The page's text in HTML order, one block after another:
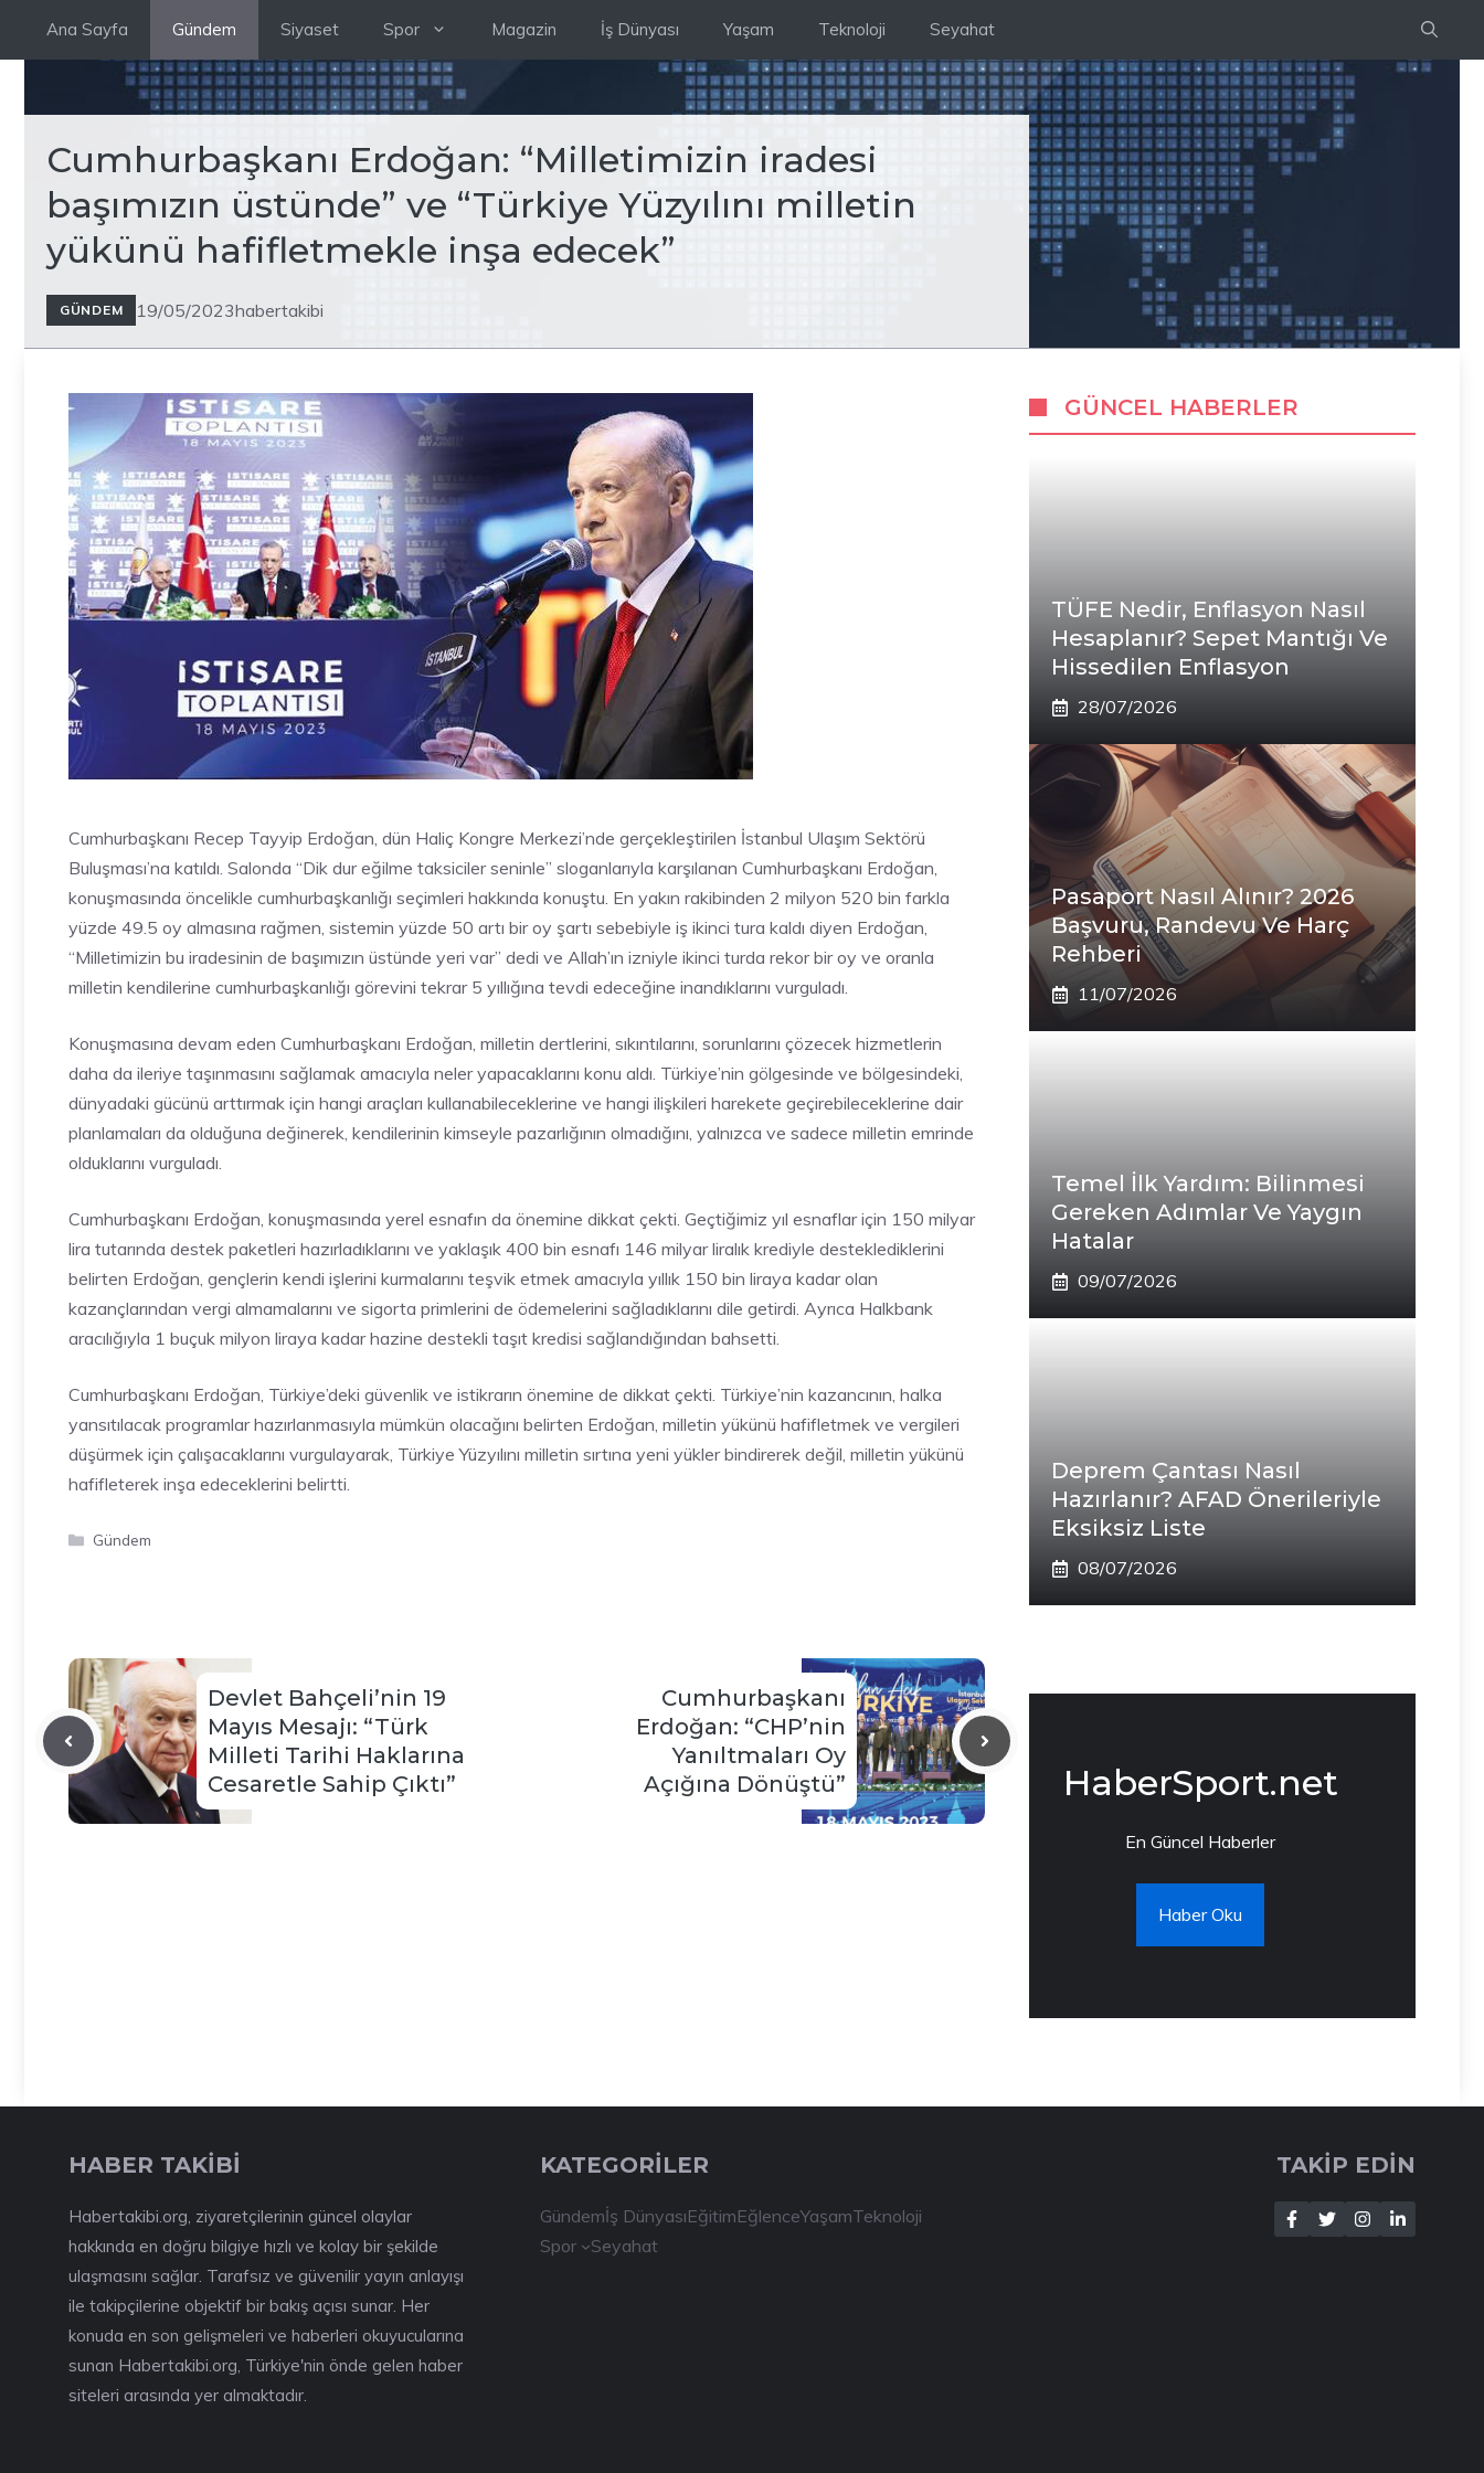
Ana Sayfa Gündem Siyaset Spor Magazin İş Dünyası Yaşam Teknoloji Seyahat
Cumhurbaşkanı Erdoğan: “Milletimizin iradesi
başımızın üstünde” ve “Türkiye Yüzyılını milletin
yükünü hafifletmekle inşa edecek”
GÜNDEM 19/05/2023habertakibi
Cumhurbaşkanı Recep Tayyip Erdoğan, dün Haliç Kongre Merkezi’nde gerçekleştirilen İstanbul Ulaşım Sektörü
Buluşması’na katıldı. Salonda “Dik dur eğilme taksiciler seninle” sloganlarıyla karşılanan Cumhurbaşkanı Erdoğan,
konuşmasında öncelikle cumhurbaşkanlığı seçimleri hakkında konuştu. En yakın rakibinden 2 milyon 520 bin farkla
yüzde 49.5 oy almasına rağmen, sistemin yüzde 50 artı bir oy şartı sebebiyle iş ikinci tura kaldı diyen Erdoğan,
“Milletimizin bu iradesinin de başımızın üstünde yeri var” dedi ve Allah’ın izniyle ikinci turda rekor bir oy ve oranla
milletin kendilerine cumhurbaşkanlığı görevini tekrar 5 yıllığına tevdi edeceğine inandıklarını vurguladı.
Konuşmasına devam eden Cumhurbaşkanı Erdoğan, milletin dertlerini, sıkıntılarını, sorunlarını çözecek hizmetlerin
daha da ileriye taşınmasını sağlamak amacıyla neler yapacaklarını konu aldı. Türkiye’nin gölgesinde ve bölgesindeki,
dünyadaki gücünü arttırmak için hangi araçları kullanabileceklerine ve hangi ilişkileri harekete geçirebileceklerine dair
planlamaları da olduğuna değinerek, kendilerinin kimseyle pazarlığının olmadığını, yalnızca ve sadece milletin emrinde
olduklarını vurguladı.
Cumhurbaşkanı Erdoğan, konuşmasında yerel esnafın da önemine dikkat çekti. Geçtiğimiz yıl esnaflar için 150 milyar
lira tutarında destek paketleri hazırladıklarını ve yaklaşık 400 bin esnafı 146 milyar liralık krediyle desteklediklerini
belirten Erdoğan, gençlerin kendi işlerini kurmalarını teşvik etmek amacıyla yıllık 150 bin liraya kadar olan
kazançlarından vergi almamalarını ve sigorta primlerini de ödemelerini sağladıklarını dile getirdi. Ayrıca Halkbank
aracılığıyla 1 buçuk milyon liraya kadar hazine destekli taşıt kredisi sağlandığından bahsetti.
Cumhurbaşkanı Erdoğan, Türkiye’deki güvenlik ve istikrarın önemine de dikkat çekti. Türkiye’nin kazancının, halka
yansıtılacak programlar hazırlanmasıyla mümkün olacağını belirten Erdoğan, milletin yükünü hafifletmek ve vergileri
düşürmek için çalışacaklarını vurgulayarak, Türkiye Yüzyılını milletin sırtına yeni yükler bindirerek değil, milletin yükünü
hafifleterek inşa edeceklerini belirtti.
Kategoriler
Gündem
Devlet Bahçeli’nin 19
Mayıs Mesajı: “Türk
Milleti Tarihi Haklarına
Cesaretle Sahip Çıktı”
Cumhurbaşkanı
Erdoğan: “CHP’nin
Yanıltmaları Oy
Açığına Dönüştü”
GÜNCEL HABERLER
TÜFE Nedir, Enflasyon Nasıl
Hesaplanır? Sepet Mantığı Ve
Hissedilen Enflasyon
28/07/2026
Pasaport Nasıl Alınır? 2026
Başvuru, Randevu Ve Harç
Rehberi
11/07/2026
Temel İlk Yardım: Bilinmesi
Gereken Adımlar Ve Yaygın
Hatalar
09/07/2026
Deprem Çantası Nasıl
Hazırlanır? AFAD Önerileriyle
Eksiksiz Liste
08/07/2026
HaberSport.net
En Güncel Haberler
Haber Oku
HABER TAKİBİ
Habertakibi.org, ziyaretçilerinin güncel olaylar
hakkında en doğru bilgiye hızlı ve kolay bir şekilde
ulaşmasını sağlar. Tarafsız ve güvenilir yayın anlayışı
ile takipçilerine objektif bir bakış açısı sunar. Her
konuda en son gelişmeleri ve haberleri okuyucularına
sunan Habertakibi.org, Türkiye'nin önde gelen haber
siteleri arasında yer almaktadır.
KATEGORİLER
Gündemİş DünyasıEğitimEğlenceYaşamTeknoloji
Spor
Seyahat
TAKİP EDİN